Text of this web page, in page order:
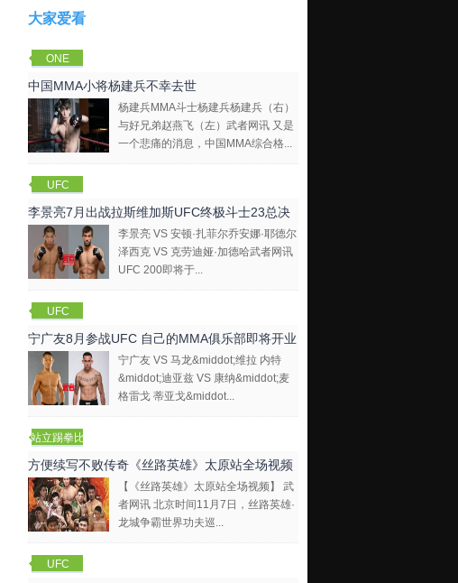
大家爱看
ONE
Champions
hip
中国MMA小将杨建兵不幸去世
杨建兵MMA斗士杨建兵杨建兵（右）
与好兄弟赵燕飞（左）武者网讯 又是
一个悲痛的消息，中国MMA综合格...
UFC
李景亮7月出战拉斯维加斯UFC终极斗士23总决
李景亮 VS 安顿·扎菲尔乔安娜·耶德尔
泽西克 VS 克劳迪娅·加德哈武者网讯
UFC 200即将于...
UFC
宁广友8月参战UFC 自己的MMA俱乐部即将开业
宁广友 VS 马龙&middot;维拉 内特
&middot;迪亚兹 VS 康纳&middot;麦
格雷戈 蒂亚戈&middot...
站立踢拳比
赛视频
方便续写不败传奇《丝路英雄》太原站全场视频
【《丝路英雄》太原站全场视频】 武
者网讯 北京时间11月7日，丝路英雄·
龙城争霸世界功夫巡...
UFC